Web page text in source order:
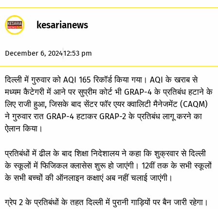
kesarianews
December 6, 202412:53 pm
दिल्ली में गुरुवार को AQI 165 रिकॉर्ड किया गया। AQI के खराब से
मध्यम कैटेगरी में आने पर सुप्रीम कोर्ट भी GRAP-4 के प्रतिबंध हटाने के
लिए राजी हुआ, जिसके बाद सेंटर फॉर एयर क्वालिटी मैनेजमेंट (CAQM)
ने गुरुवार रात GRAP-4 हटाकर GRAP-2 के प्रतिबंध लागू करने का
ऐलान किया।
प्रतिबंधों में ढील के बाद शिक्षा निदेशालय ने कहा कि शुक्रवार से दिल्ली
के स्कूलों में फिजिकल क्लासेस शुरू हो जाएंगी। 12वीं तक के सभी स्कूलों
के सभी बच्चों की ऑनलाइन कक्षाएं अब नहीं चलाई जाएंगी।
ग्रेप 2 के प्रतिबंधों के तहत दिल्ली में पुरानी गाड़ियों पर बैन जारी रहेगा।